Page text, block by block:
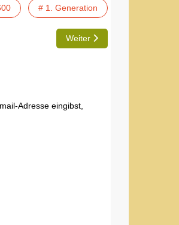
# 1. Generation
Nächster Beitrag: REP |
Weiter
Adresse eingibst,